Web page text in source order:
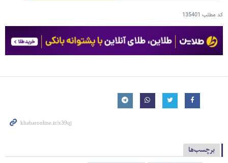
کد مطلب 135401
برچسب‌ها